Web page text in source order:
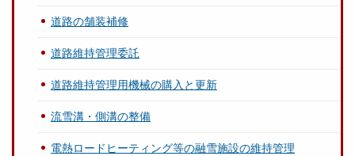
道路の舗装補修
道路維持管理委託
道路維持管理用機械の購入と更新
流雪溝・側溝の整備
電熱ロードヒーティング等の融雪施設の維持管理